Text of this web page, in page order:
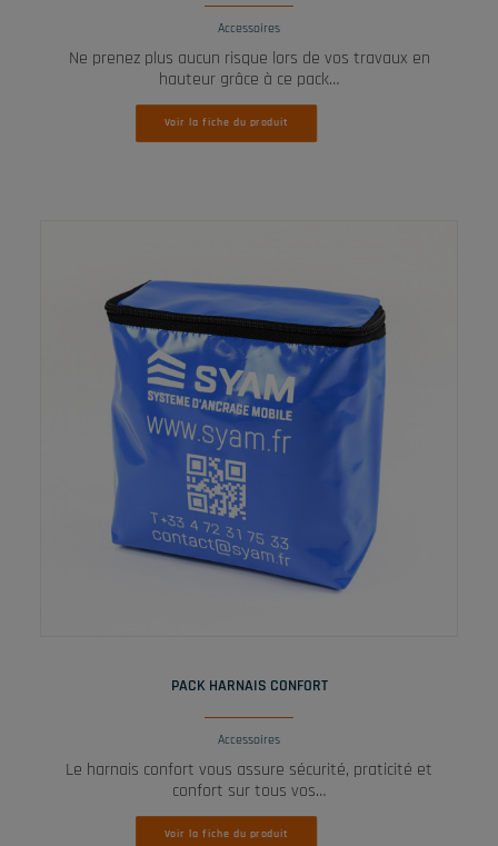
Accessoires
Ne prenez plus aucun risque lors de vos travaux en
hauteur grâce à ce pack…
Voir la fiche du produit
PACK HARNAIS CONFORT
Accessoires
Le harnais confort vous assure sécurité, praticité et
confort sur tous vos…
Voir la fiche du produit